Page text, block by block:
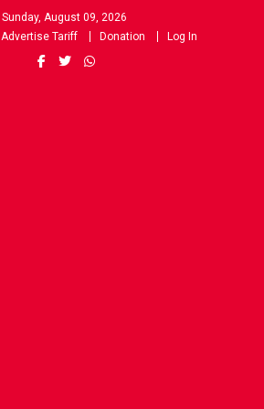
Sunday, August 09, 2026
Advertise Tariff Donation Log In